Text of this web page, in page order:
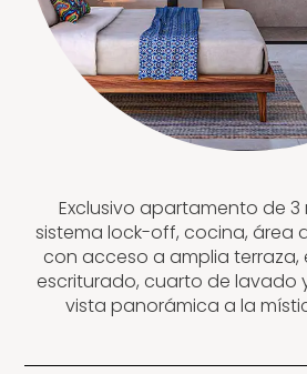
Exclusivo apartamento de
sistema lock-off, cocina, área
con acceso a amplia
escriturado, cuarto de lavado
vista panorámica a la